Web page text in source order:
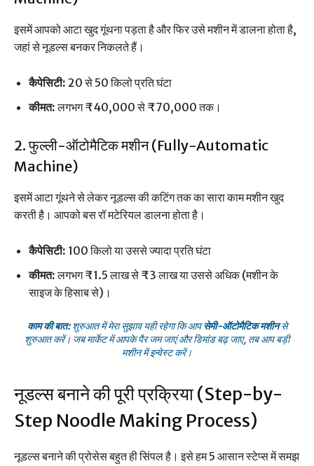
इसमें आपको आटा खुद गूंथना पड़ता है और फिर उसे मशीन में डालना होता है,
जहां से नूडल्स बनकर निकलते हैं।
कैपेसिटी: 20 से 50 किलो प्रति घंटा
कीमत:लगभग ₹40,000 से ₹70,000 तक।
2. फुल्ली-ऑटोमैटिक मशीन (Fully-Automatic
Machine)
इसमें आटा गूंथने से लेकर नूडल्स की कटिंग तक का सारा काम मशीन खुद
करती है। आपको बस रॉ मटेरियल डालना होता है।
कैपेसिटी: 100 किलो या उससे ज्यादा प्रति घंटा
कीमत:लगभग ₹1.5 लाख से ₹3 लाख या उससे अधिक (मशीन के
साइज के हिसाब से)।
काम की बात:शुरुआत में मेरा सुझाव यही रहेगा कि आपसेमी-ऑटोमैटिक मशीनसे
शुरुआत करें। जब मार्केट में आपके पैर जम जाएं और डिमांड बढ़ जाए, तब आप बड़ी
मशीन में इन्वेस्ट करें।
नूडल्स बनाने की पूरी प्रक्रिया (Step-by-
Step Noodle Making Process)
नूडल्स बनाने की प्रोसेस बहुत ही सिंपल है। इसे हम 5 आसान स्टेप्स में समझ